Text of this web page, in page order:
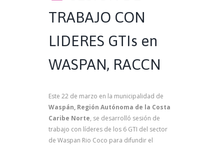
TRABAJO CON
LIDERES GTIs en
WASPAN, RACCN
Este 22 de marzo en la municipalidad de
Waspán, Región Autónoma de la Costa
Caribe Norte, se desarrolló sesión de
trabajo con líderes de los 6 GTI del sector
de Waspan Rio Coco para difundir el